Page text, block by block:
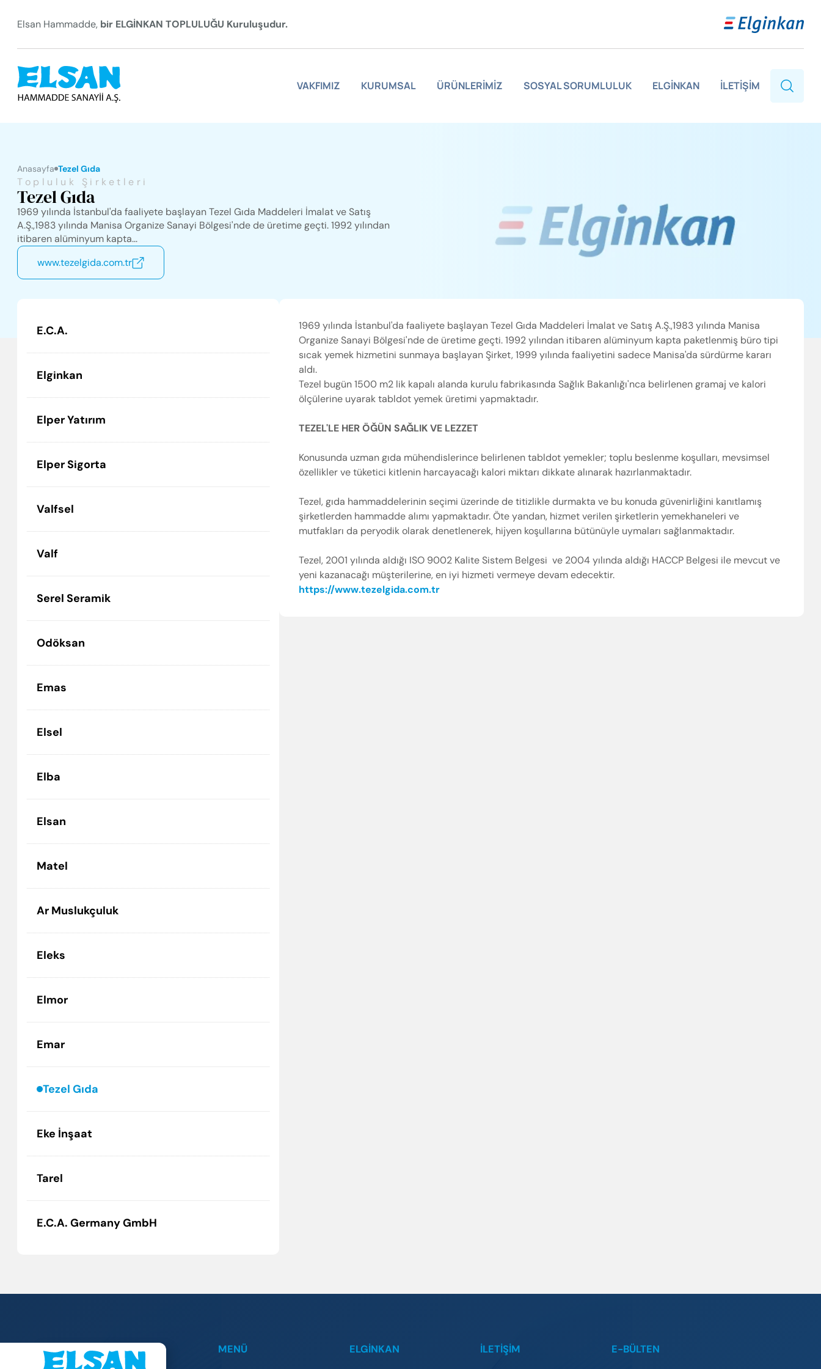
Elsan Hammadde, bir ELGİNKAN TOPLULUĞU Kuruluşudur.
VAKFIMIZ KURUMSAL ÜRÜNLERİMİZ SOSYAL SORUMLULUK ELGİNKAN İLETİŞİM
VAKFIMIZ
Anasayfa Tezel Gıda
Topluluk Şirketleri
Tezel Gıda
1969 yılında İstanbul'da faaliyete başlayan Tezel Gıda Maddeleri İmalat ve Satış
A.Ş.,1983 yılında Manisa Organize Sanayi Bölgesi'nde de üretime geçti. 1992 yılından
itibaren alüminyum kapta...
www.tezelgida.com.tr
E.C.A.
Elginkan
Elper Yatırım
Elper Sigorta
Valfsel
Valf
Serel Seramik
Odöksan
Emas
Elsel
Elba
Elsan
Matel
Ar Muslukçuluk
Eleks
Elmor
Emar
Tezel Gıda
Eke İnşaat
Tarel
E.C.A. Germany GmbH
1969 yılında İstanbul'da faaliyete başlayan Tezel Gıda Maddeleri İmalat ve Satış A.Ş.,1983 yılında Manisa
Organize Sanayi Bölgesi'nde de üretime geçti. 1992 yılından itibaren alüminyum kapta paketlenmiş büro tipi
sıcak yemek hizmetini sunmaya başlayan Şirket, 1999 yılında faaliyetini sadece Manisa'da sürdürme kararı
aldı.
Tezel bugün 1500 m2 lik kapalı alanda kurulu fabrikasında Sağlık Bakanlığı'nca belirlenen gramaj ve kalori
ölçülerine uyarak tabldot yemek üretimi yapmaktadır.
TEZEL'LE HER ÖĞÜN SAĞLIK VE LEZZET
Konusunda uzman gıda mühendislerince belirlenen tabldot yemekler; toplu beslenme koşulları, mevsimsel
özellikler ve tüketici kitlenin harcayacağı kalori miktarı dikkate alınarak hazırlanmaktadır.
Tezel, gıda hammaddelerinin seçimi üzerinde de titizlikle durmakta ve bu konuda güvenirliğini kanıtlamış
şirketlerden hammadde alımı yapmaktadır. Öte yandan, hizmet verilen şirketlerin yemekhaneleri ve
mutfakları da peryodik olarak denetlenerek, hijyen koşullarına bütünüyle uymaları sağlanmaktadır.
Tezel, 2001 yılında aldığı ISO 9002 Kalite Sistem Belgesi ve 2004 yılında aldığı HACCP Belgesi ile mevcut ve
yeni kazanacağı müşterilerine, en iyi hizmeti vermeye devam edecektir.
https://www.tezelgida.com.tr
MENÜ ELGİNKAN İLETIŞIM E-BÜLTEN